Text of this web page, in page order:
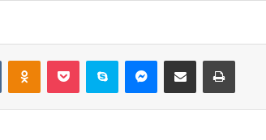
VKontakteOdnoklassniki
Pocket Skype Messenger
E-Posta ile paylaş Yazdır